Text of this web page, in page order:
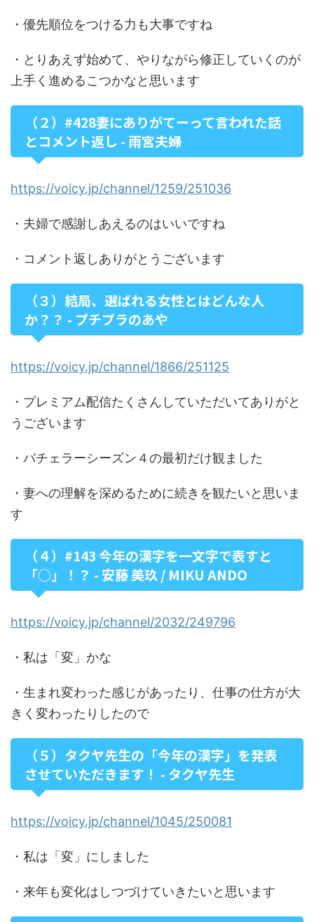
・優先順位をつける力も大事ですね
・とりあえず始めて、やりながら修正していくのが
上手く進めるこつかなと思います
（２）#428妻にありがてーって言われた話
とコメント返し - 雨宮夫婦
https://voicy.jp/channel/1259/251036
・夫婦で感謝しあえるのはいいですね
・コメント返しありがとうございます
（３）結局、選ばれる女性とはどんな人
か？？ - プチプラのあや
https://voicy.jp/channel/1866/251125
・プレミアム配信たくさんしていただいてありがと
うございます
・バチェラーシーズン４の最初だけ観ました
・妻への理解を深めるために続きを観たいと思いま
す
（４）#143 今年の漢字を一文字で表すと
「○」！？ - 安藤 美玖 / MIKU ANDO
https://voicy.jp/channel/2032/249796
・私は「変」かな
・生まれ変わった感じがあったり、仕事の仕方が大
きく変わったりしたので
（５）タクヤ先生の「今年の漢字」を発表
させていただきます！ - タクヤ先生
https://voicy.jp/channel/1045/250081
・私は「変」にしました
・来年も変化はしつづけていきたいと思います